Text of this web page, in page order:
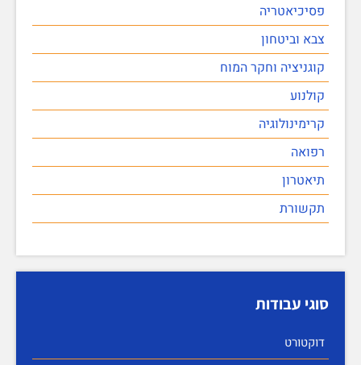
פסיכיאטריה
צבא וביטחון
קוגניציה וחקר המוח
קולנוע
קרימינולוגיה
רפואה
תיאטרון
תקשורת
סוגי עבודות
דוקטורט